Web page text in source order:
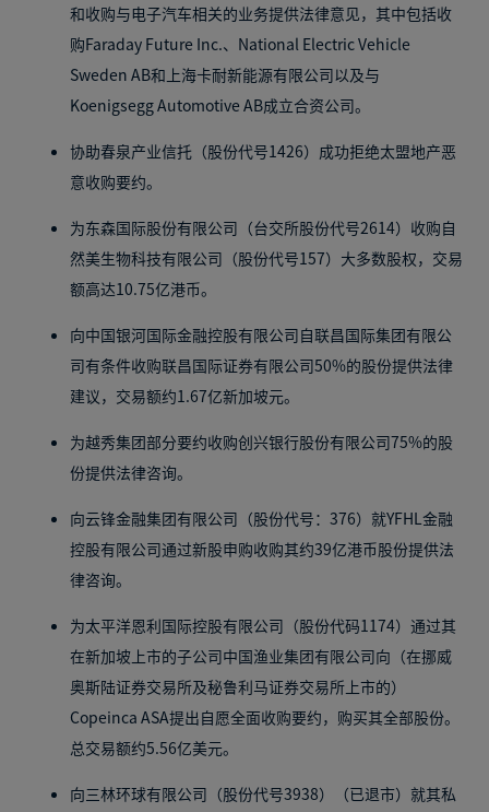
和收购与电子汽车相关的业务提供法律意见，其中包括收
购Faraday Future Inc.、National Electric Vehicle
Sweden AB和上海卡耐新能源有限公司以及与
Koenigsegg Automotive AB成立合资公司。
协助春泉产业信托（股份代号1426）成功拒绝太盟地产恶
意收购要约。
为东森国际股份有限公司（台交所股份代号2614）收购自
然美生物科技有限公司（股份代号157）大多数股权，交易
额高达10.75亿港币。
向中国银河国际金融控股有限公司自联昌国际集团有限公
司有条件收购联昌国际证券有限公司50%的股份提供法律
建议，交易额约1.67亿新加坡元。
为越秀集团部分要约收购创兴银行股份有限公司75%的股
份提供法律咨询。
向云锋金融集团有限公司（股份代号：376）就YFHL金融
控股有限公司通过新股申购收购其约39亿港币股份提供法
律咨询。
为太平洋恩利国际控股有限公司（股份代码1174）通过其
在新加坡上市的子公司中国渔业集团有限公司向（在挪威
奥斯陆证券交易所及秘鲁利马证券交易所上市的）
Copeinca ASA提出自愿全面收购要约，购买其全部股份。
总交易额约5.56亿美元。
向三林环球有限公司（股份代号3938）（已退市）就其私